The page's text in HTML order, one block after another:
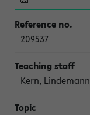
209537
Kern, Lindemann